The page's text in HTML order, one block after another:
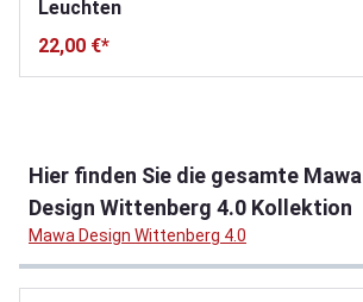
Leuchten
22,00 €*
Hier finden Sie die gesamte Mawa
Design Wittenberg 4.0 Kollektion
Mawa Design Wittenberg 4.0